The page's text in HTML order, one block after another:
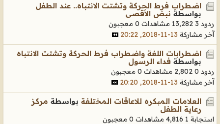
اضطراب فرط الحركة وتشتت الانتباه.. عند الطفل
بواسطة نبض الأقصى
ردود 3 13,282 مشاهدات
0 معجبون
آخر مشاركة 13-11-2018, 20:22
اضطرابات اللغة واضطراب فرط الحركة وتشتت الانتباه
بواسطة فداء الرسول
ردود 0 2,802 مشاهدات
0 معجبون
آخر مشاركة 13-11-2018, 20:20
العلامات المبكره للاعاقات المختلفة بواسطة مركز
رعاية الطفل
استجابة 1 4,816 مشاهدات
0 معجبون